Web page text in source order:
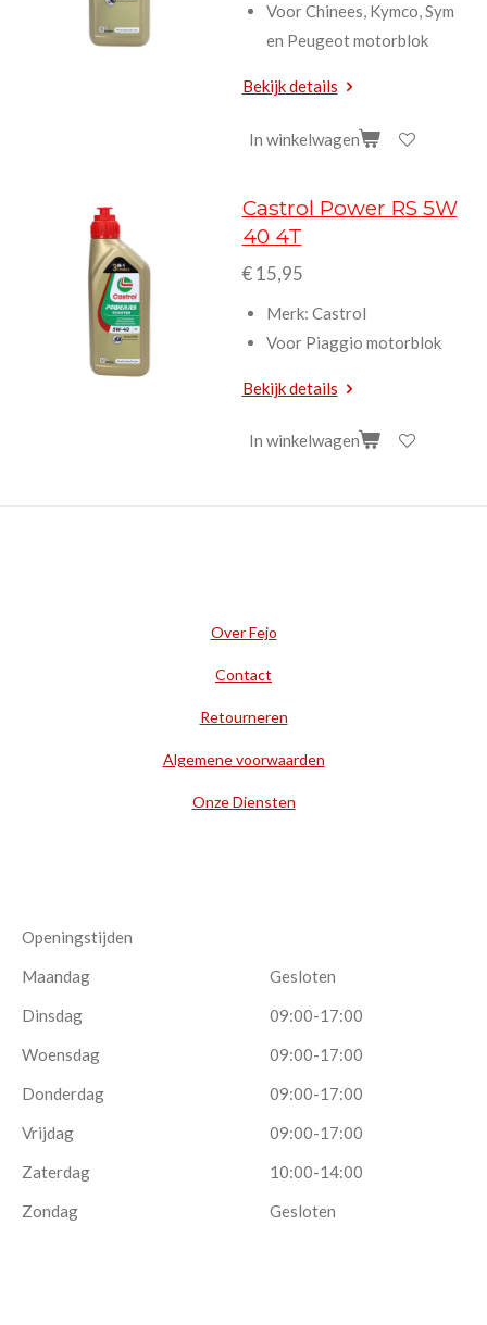
Voor Chinees, Kymco, Sym
en Peugeot motorblok
Bekijk details
In winkelwagen
Castrol Power RS 5W
40 4T
€ 15,95
Merk: Castrol
Voor Piaggio motorblok
Bekijk details
In winkelwagen
Over Fejo
Contact
Retourneren
Algemene voorwaarden
Onze Diensten
Openingstijden
Maandag
Gesloten
Dinsdag
09:00-17:00
Woensdag
09:00-17:00
Donderdag
09:00-17:00
Vrijdag
09:00-17:00
Zaterdag
10:00-14:00
Zondag
Gesloten